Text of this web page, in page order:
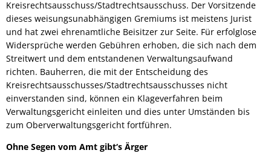
Kreisrechtsausschuss/Stadtrechtsausschuss. Der Vorsitzende
dieses weisungsunabhängigen Gremiums ist meistens Jurist
und hat zwei ehrenamtliche Beisitzer zur Seite. Für erfolglose
Widersprüche werden Gebühren erhoben, die sich nach dem
Streitwert und dem entstandenen Verwaltungsaufwand
richten. Bauherren, die mit der Entscheidung des
Kreisrechtsausschusses/Stadtrechtsausschusses nicht
einverstanden sind, können ein Klageverfahren beim
Verwaltungsgericht einleiten und dies unter Umständen bis
zum Oberverwaltungsgericht fortführen.
Ohne Segen vom Amt gibt‘s Ärger